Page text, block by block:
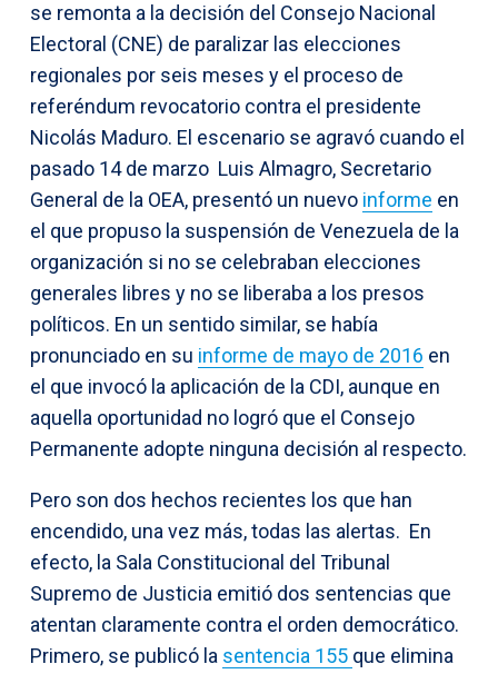
se remonta a la decisión del Consejo Nacional
Electoral (CNE) de paralizar las elecciones
regionales por seis meses y el proceso de
referéndum revocatorio contra el presidente
Nicolás Maduro. El escenario se agravó cuando el
pasado 14 de marzo Luis Almagro, Secretario
General de la OEA, presentó un nuevo informe en
el que propuso la suspensión de Venezuela de la
organización si no se celebraban elecciones
generales libres y no se liberaba a los presos
políticos. En un sentido similar, se había
pronunciado en su informe de mayo de 2016 en
el que invocó la aplicación de la CDI, aunque en
aquella oportunidad no logró que el Consejo
Permanente adopte ninguna decisión al respecto.
Pero son dos hechos recientes los que han
encendido, una vez más, todas las alertas. En
efecto, la Sala Constitucional del Tribunal
Supremo de Justicia emitió dos sentencias que
atentan claramente contra el orden democrático.
Primero, se publicó la sentencia 155 que elimina